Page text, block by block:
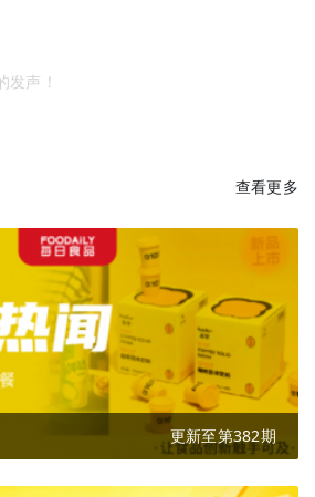
发声！
查看更多
更新至第382期